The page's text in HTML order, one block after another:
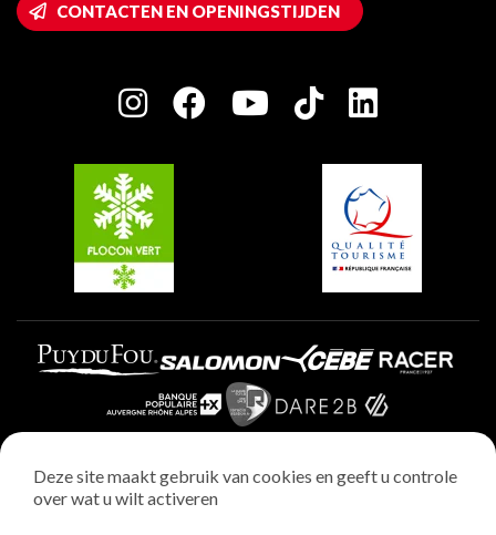
Huis van de eigenaar
Charter van toegewijde spelers
Plagne 1800
Plagne Villages
Plagne Aime 2000
CONTACTEN EN OPENINGSTIJDEN
Wettelijke vermeldingen
Deze site maakt gebruik van cookies en geeft u controle
over wat u wilt activeren